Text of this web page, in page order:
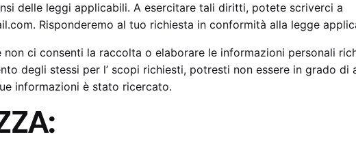
delle leggi applicabili. A esercitare tali diritti, potete scriverci a
Risponderemo al tuo richiesta in conformità alla legge
non ci consenti la raccolta o elaborare le informazioni personali
degli stessi per l’ scopi richiesti, potresti non essere in grado di
informazioni è stato ricercato.